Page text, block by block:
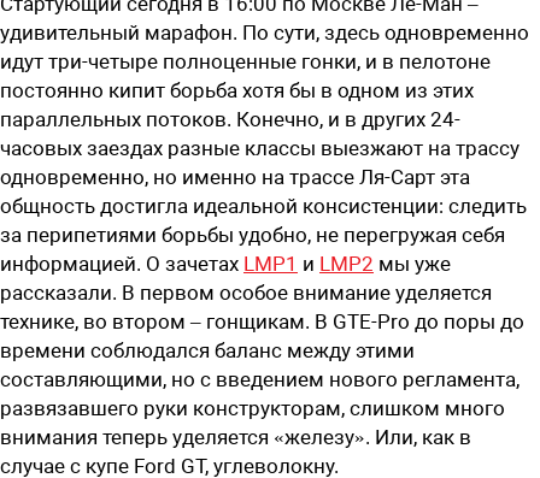
удивительный марафон. По сути, здесь одновременно
идут три-четыре полноценные гонки, и в пелотоне
постоянно кипит борьба хотя бы в одном из этих
параллельных потоков. Конечно, и в других 24-
часовых заездах разные классы выезжают на трассу
одновременно, но именно на трассе Ля-Сарт эта
общность достигла идеальной консистенции: следить
за перипетиями борьбы удобно, не перегружая себя
информацией. О зачетах LMP1 и LMP2 мы уже
рассказали. В первом особое внимание уделяется
технике, во втором – гонщикам. В GTE-Pro до поры до
времени соблюдался баланс между этими
составляющими, но с введением нового регламента,
развязавшего руки конструкторам, слишком много
внимания теперь уделяется «железу». Или, как в
случае с купе Ford GT, углеволокну.